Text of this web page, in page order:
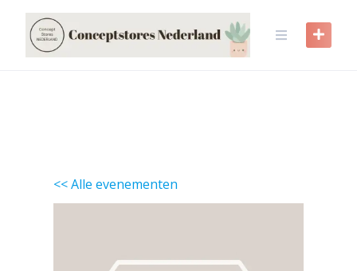
content
<< Alle evenementen